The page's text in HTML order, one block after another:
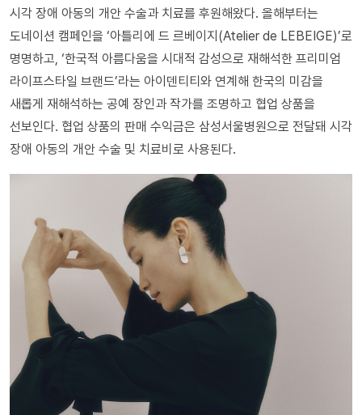
시각 장애 아동의 개안 수술과 치료를 후원해왔다. 올해부터는
도네이션 캠페인을 ‘아틀리에 드 르베이지(Atelier de LEBEIGE)’로
명명하고, ‘한국적 아름다움을 시대적 감성으로 재해석한 프리미엄
라이프스타일 브랜드’라는 아이덴티티와 연계해 한국의 미감을
새롭게 재해석하는 공예 장인과 작가를 조명하고 협업 상품을
선보인다. 협업 상품의 판매 수익금은 삼성서울병원으로 전달돼 시각
장애 아동의 개안 수술 및 치료비로 사용된다.